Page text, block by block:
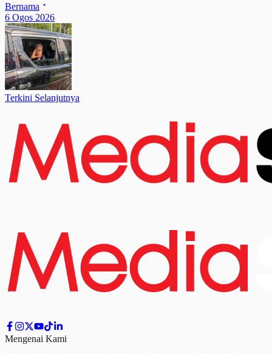
Bernama
6 Ogos 2026
Terkini Selanjutnya
Mengenai Kami